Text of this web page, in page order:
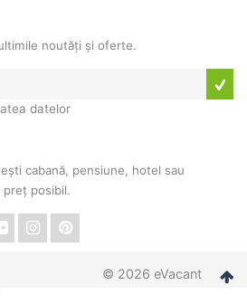
noutăți și oferte.
datelor
cabană, pensiune, hotel sau
preț posibil.
© 2026 eVacant